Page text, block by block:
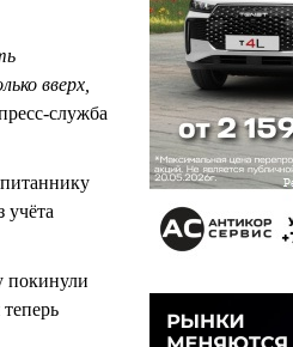
вверх,
служба
учёта
покинули